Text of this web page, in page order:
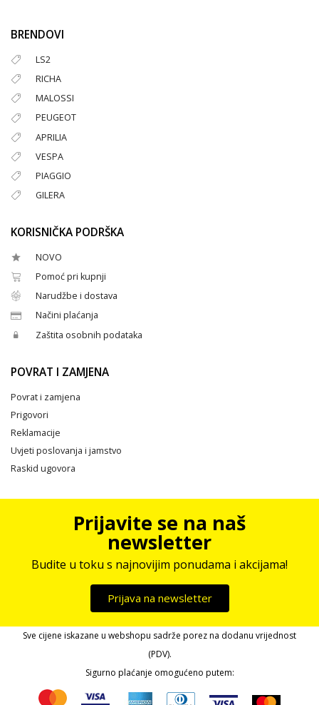
BRENDOVI
LS2
RICHA
MALOSSI
PEUGEOT
APRILIA
VESPA
PIAGGIO
GILERA
KORISNIČKA PODRŠKA
NOVO
Pomoć pri kupnji
Narudžbe i dostava
Načini plaćanja
Zaštita osobnih podataka
POVRAT I ZAMJENA
Povrat i zamjena
Prigovori
Reklamacije
Uvjeti poslovanja i jamstvo
Raskid ugovora
Prijavite se na naš
newsletter
Budite u toku s najnovijim ponudama i akcijama!
Prijava na newsletter
Sve cijene iskazane u webshopu sadrže porez na dodanu vrijednost
(PDV).
Sigurno plaćanje omogućeno putem: